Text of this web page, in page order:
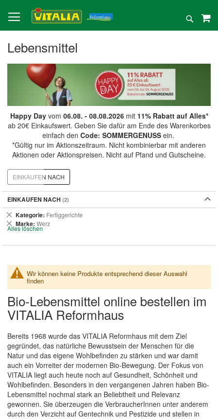
zum
Inhalt
Suche
Lebensmittel
Happy Dayvom 06.08. - 08.08.2026mit 11% Rabatt auf Alles*
ab 20€ Einkaufswert. Geben Sie dafür am Ende des Warenkorbes
einfach den Code: SOMMERGENUSSein.
*Gültig nur im Aktionszeitraum. Nicht kombinierbar mit anderen
Aktionen oder Aktionspreisen. Nicht auf Pfand und Gutscheine.
Wir können keine Produkte entsprechend dieser Auswahl
finden
Bio-Lebensmittel online bestellen im
VITALIA Reformhaus
Bereits 1968 wurde das VITALIA Reformhaus mit dem Ziel
gegründet, das natürliche Bewusstsein der Menschen für die
Natur und das eigene Wohlbefinden zu stärken und war damit
auch ein Vorreiter der modernen Bio-Bewegung. Der Fokus von
VITALIA liegt auch heute noch auf Gesundheit, Schönheit und
Wohlbefinden. Besonders in den vergangenen Jahren haben Bio-
Lebensmittel nochmal stark an Beliebtheit und Relevanz
gewonnen. Sie überzeugen die VerbraucherInnen unter anderem
durch den Verzicht auf Gentechnik und Pestizide und stellen in
EINKAUFEN NACH
EINKAUFEN NACH
Kategorie Fertiggerichte
Dies
entfernen
Marke Werz
Dies
entfernen
Alles löschen